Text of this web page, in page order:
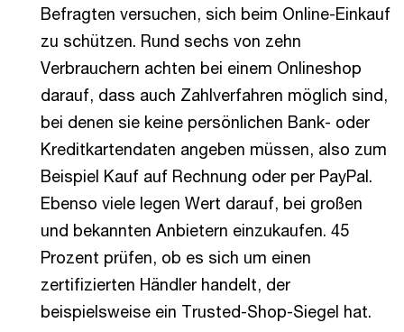
Befragten versuchen, sich beim Online-Einkauf
zu schützen. Rund sechs von zehn
Verbrauchern achten bei einem Onlineshop
darauf, dass auch Zahlverfahren möglich sind,
bei denen sie keine persönlichen Bank- oder
Kreditkartendaten angeben müssen, also zum
Beispiel Kauf auf Rechnung oder per PayPal.
Ebenso viele legen Wert darauf, bei großen
und bekannten Anbietern einzukaufen. 45
Prozent prüfen, ob es sich um einen
zertifizierten Händler handelt, der
beispielsweise ein Trusted-Shop-Siegel hat.